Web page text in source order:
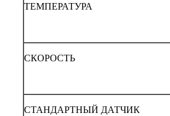
ТЕМПЕРАТУРА
СКОРОСТЬ
СТАНДАРТНЫЙ ДАТЧИК